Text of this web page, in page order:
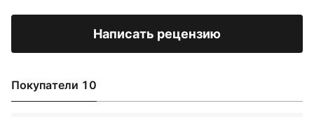
Написать рецензию
Покупатели 10